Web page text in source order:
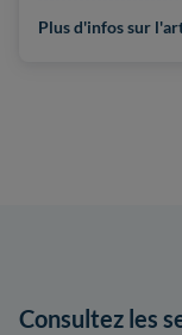
Plus d'infos sur
Consultez les